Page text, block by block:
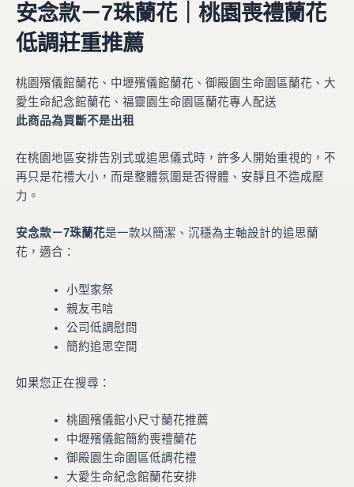
安念款－7珠蘭花｜桃園喪禮蘭花
低調莊重推薦
桃園殯儀館蘭花、中壢殯儀館蘭花、御殿園生命園區蘭花、大
愛生命紀念館蘭花、福靈園生命園區蘭花專人配送
此商品為買斷不是出租
在桃園地區安排告別式或追思儀式時，許多人開始重視的，不
再只是花禮大小，而是整體氛圍是否得體、安靜且不造成壓
力。
安念款－7珠蘭花是一款以簡潔、沉穩為主軸設計的追思蘭
花，適合：
小型家祭
親友弔唁
公司低調慰問
簡約追思空間
如果您正在搜尋：
桃園殯儀館小尺寸蘭花推薦
中壢殯儀館簡約喪禮蘭花
御殿園生命園區低調花禮
大愛生命紀念館蘭花安排